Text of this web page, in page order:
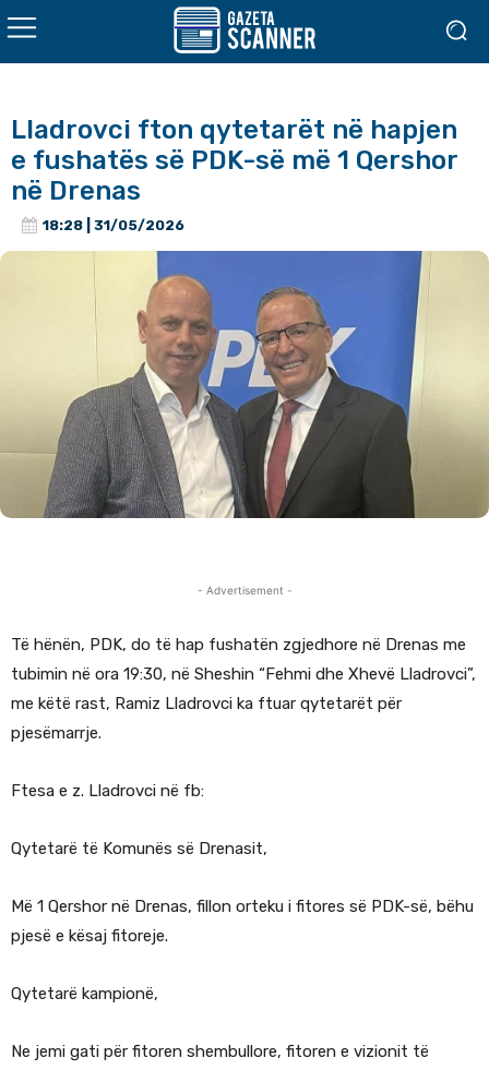
Lladrovci fton qytetarët në hapjen
e fushatës së PDK-së më 1 Qershor
në Drenas
18:28 | 31/05/2026
- Advertisement -
Të hënën, PDK, do të hap fushatën zgjedhore në Drenas me
tubimin në ora 19:30, në Sheshin “Fehmi dhe Xhevë Lladrovci”,
me këtë rast, Ramiz Lladrovci ka ftuar qytetarët për
pjesëmarrje.
Ftesa e z. Lladrovci në fb:
Qytetarë të Komunës së Drenasit,
Më 1 Qershor në Drenas, fillon orteku i fitores së PDK-së, bëhu
pjesë e kësaj fitoreje.
Qytetarë kampionë,
Ne jemi gati për fitoren shembullore, fitoren e vizionit të